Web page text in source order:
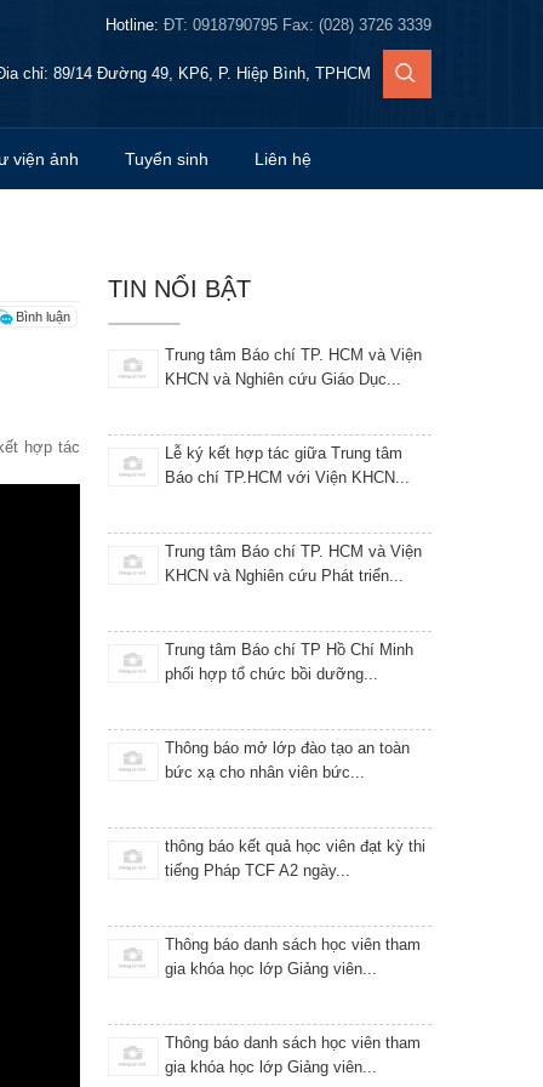
Hotline: ĐT: 0918790795 Fax: (028) 3726 3339
chỉ: 89/14 Đường 49, KP6, P. Hiệp Bình, TPHCM
viện ảnh Tuyển sinh Liên hệ
TIN NỔI BẬT
thông báo kết quả học viên đạt kỳ thi
tiếng Pháp TCF A2 ngày...
Thông báo danh sách học viên tham
gia khóa học lớp Giảng viên...
Thông báo danh sách học viên tham
gia khóa học lớp Giảng viên...
Khai giảng Khóa 12 Tại Trung tâm
Giáo dục thường xuyên tỉnh...
Lễ Khai giảng khóa 11 Tại Tòa Án
Nhân Dân Tỉnh Đắk Lắk Lớp...
Lễ ký kết hợp tác đào tào Tại Hà Nội
ngày 05 tháng 04 năm...
Lễ ký kết hợp tác đào tạo Các
chương trình Đại học, Sau...
Thông báo Khai giảng khóa 12 ngày
14 tháng 04 năm 2018 tại Trung
07-03-2026
Lễ ký kết thỏa thuận hợp tác giữ ISTER và
31-01-2026
Lãnh đạo Viện Khoa học Công nghệ và
Bình luận
hợp tác